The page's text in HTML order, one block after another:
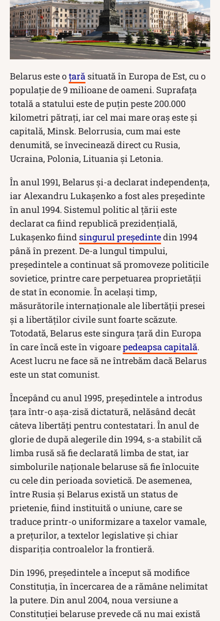
Belarus este oțară situată în Europa de Est, cu o
populație de 9 milioane de oameni. Suprafața
totală a statului este de puțin peste 200.000
kilometri pătrați, iar cel mai mare oraș este și
capitală, Minsk. Belorrusia, cum mai este
denumită, se învecinează direct cu Rusia,
Ucraina, Polonia, Lituania și Letonia.
În anul 1991, Belarus și-a declarat independența,
iar Alexandru Lukașenko a fost ales președinte
în anul 1994. Sistemul politic al țării este
declarat ca fiind republică prezidențială,
Lukașenko fiind singurul președintedin 1994
până în prezent. De-a lungul timpului,
președintele a continuat să promoveze politicile
sovietice, printre care perpetuarea proprietății
de stat în economie. În același timp,
măsurătorile internaționale ale libertății presei
și a libertăților civile sunt foarte scăzute.
Totodată, Belarus este singura țară din Europa
în care încă este în vigoarepedeapsa capitală.
Acest lucru ne face să ne întrebăm dacă Belarus
este un stat comunist.
Începând cu anul 1995, președintele a introdus
țara într-o așa-zisă dictatură, nelăsând decât
câteva libertăți pentru contestatari. În anul de
glorie de după alegerile din 1994, s-a stabilit că
limba rusă să fie declarată limba de stat, iar
simbolurile naționale belaruse să fie înlocuite
cu cele din perioada sovietică. De asemenea,
între Rusia și Belarus există un status de
prietenie, fiind instituită o uniune, care se
traduce printr-o uniformizare a taxelor vamale,
a prețurilor, a textelor legislative și chiar
dispariția controalelor la frontieră.
Din 1996, președintele a început să modifice
Constituția, în încercarea de a rămâne nelimitat
la putere. Din anul 2004, noua versiune a
Constituției belaruse prevede că nu mai există